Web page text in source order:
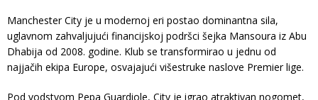
Manchester City je u modernoj eri postao dominantna sila,
uglavnom zahvaljujući financijskoj podršci šejka Mansoura iz Abu
Dhabija od 2008. godine. Klub se transformirao u jednu od
najjačih ekipa Europe, osvajajući višestruke naslove Premier lige.
Pod vodstvom Pepa Guardiole, City je igrao atraktivan nogomet,